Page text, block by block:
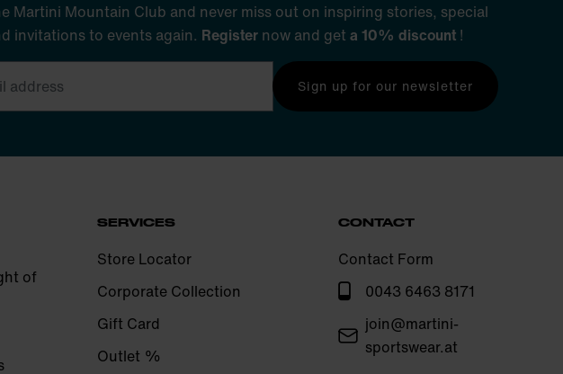
Martini Mountain Club and never miss out on inspiring stories, special
invitations to events again. Registernow and get a 10% discount !
Sign up for our newsletter
of
SERVICES
Store Locator
Corporate Collection
Gift Card
Outlet %
CONTACT
Contact Form
0043 6463 8171
join@martini-
sportswear.at